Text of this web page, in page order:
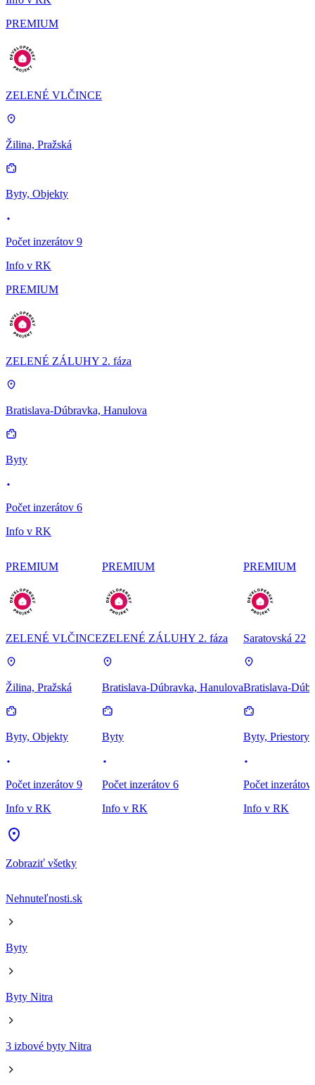
PREMIUM
ZELENÉ VLČINCE
Žilina, Pražská
Byty, Objekty
Počet inzerátov 9
Info v RK
PREMIUM
ZELENÉ ZÁLUHY 2. fáza
Bratislava-Dúbravka, Hanulova
Byty
Počet inzerátov 6
Info v RK
PREMIUM
ZELENÉ VLČINCE
Žilina, Pražská
Byty, Objekty
Počet inzerátov 9
Info v RK
PREMIUM
ZELENÉ ZÁLUHY 2. fáza
Bratislava-Dúbravka, Hanulova
Byty
Počet inzerátov 6
Info v RK
PREMIUM
Saratovská 22
Bratislava-
Byty, Priestory
Počet inzerátov
Info v RK
Zobraziť všetky
Nehnuteľnosti.sk
Byty
Byty Nitra
3 izbové byty Nitra